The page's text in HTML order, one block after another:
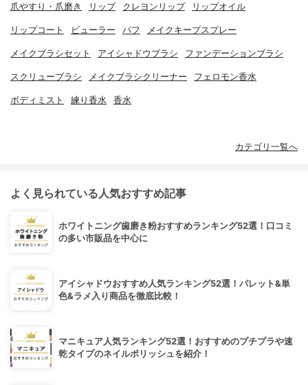
爪やすり・爪磨き リップ クレヨンリップ リップオイル
リップコート ビューラー パフ メイクキープスプレー
メイクブラシセット アイシャドウブラシ ファンデーションブラシ
スクリューブラシ メイクブラシクリーナー フェロモン香水
ボディミスト 練り香水 香水
カテゴリ一覧へ
よく見られている人気おすすめ記事
ホワイトニング歯磨き粉おすすめランキング52選！口コミ
の多い市販品を中心に
アイシャドウおすすめ人気ランキング52選！パレット&単
色&ラメ入り商品を徹底比較！
マニキュア人気ランキング52選！おすすめのプチプラや速
乾タイプのネイルポリッシュを紹介！